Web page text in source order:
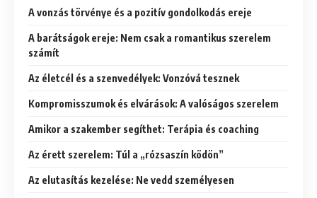
A vonzás törvénye és a pozitív gondolkodás ereje
A barátságok ereje: Nem csak a romantikus szerelem
számít
Az életcél és a szenvedélyek: Vonzóvá tesznek
Kompromisszumok és elvárások: A valóságos szerelem
Amikor a szakember segíthet: Terápia és coaching
Az érett szerelem: Túl a „rózsaszín ködön”
Az elutasítás kezelése: Ne vedd személyesen